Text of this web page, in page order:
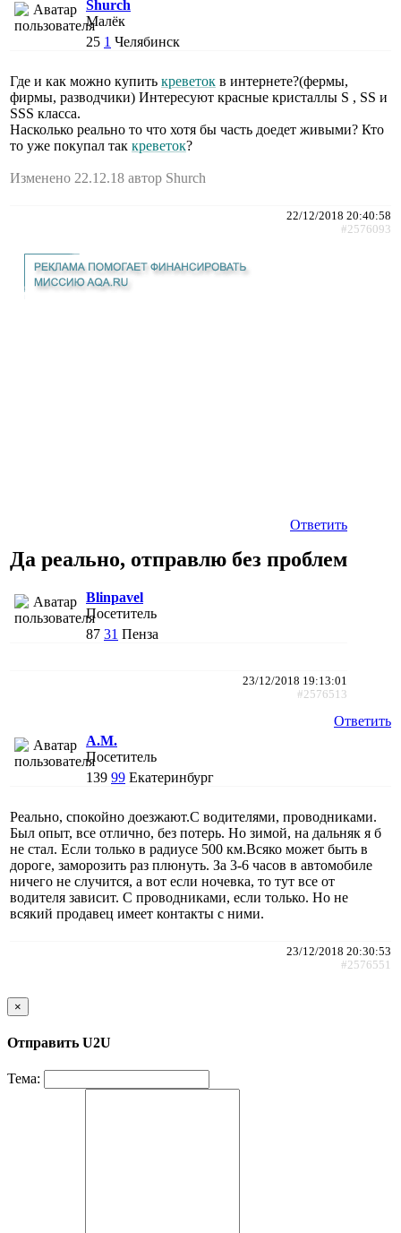
Shurch
Малёк
25 1 Челябинск
Где и как можно купить креветок в интернете?(фермы,
фирмы, разводчики) Интересуют красные кристаллы S , SS и
SSS класса.
Насколько реально то что хотя бы часть доедет живыми? Кто
то уже покупал так креветок?
Изменено 22.12.18 автор Shurch
22/12/2018 20:40:58
#2576093
Ответить
Да реально, отправлю без проблем
Blinpavel
Посетитель
87 31 Пенза
23/12/2018 19:13:01
#2576513
Ответить
A.M.
Посетитель
139 99 Екатеринбург
Реально, спокойно доезжают.С водителями, проводниками.
Был опыт, все отлично, без потерь. Но зимой, на дальняк я б
не стал. Если только в радиусе 500 км.Всяко может быть в
дороге, заморозить раз плюнуть. За 3-6 часов в автомобиле
ничего не случится, а вот если ночевка, то тут все от
водителя зависит. С проводниками, если только. Но не
всякий продавец имеет контакты с ними.
23/12/2018 20:30:53
#2576551
×
Отправить U2U
Тема: